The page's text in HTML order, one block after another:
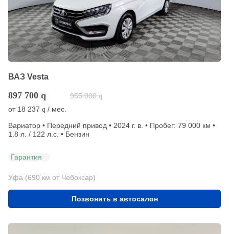
ВАЗ Vesta
897 700 q 955 000 q
от 18 237 q / мес.
Вариатор • Передний привод • 2024 г. в. • Пробег: 79 000 км •
1.8 л. / 122 л.с. • Бензин
Гарантия
Уфа (690 км от Чебоксар)
Позвонить в автосалон